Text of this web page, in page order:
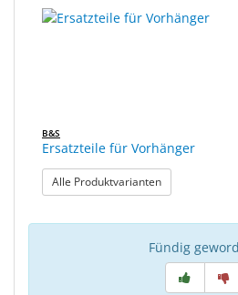
B&S
Ersatzteile für Vorhänger
Alle Produktvarianten: Ersatzteile für
Fündig